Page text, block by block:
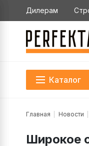
Дилерам
Каталог
Главная Новости
Широкое